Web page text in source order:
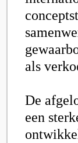
als
De
een